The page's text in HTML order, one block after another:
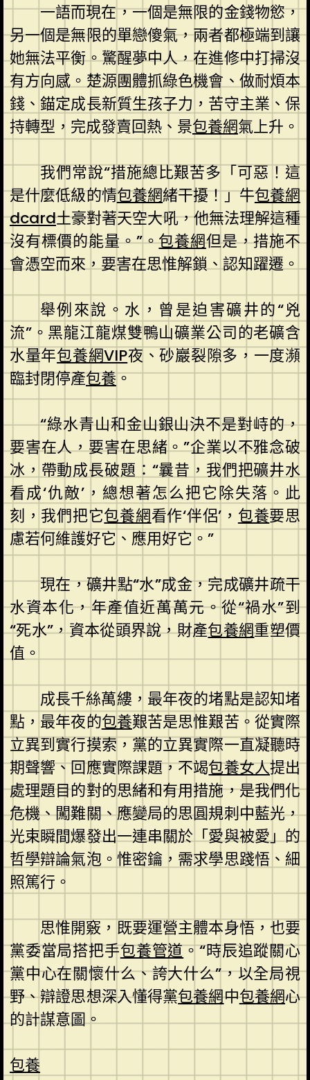
一語而現在，一個是無限的金錢物慾，
另一個是無限的單戀傻氣，兩者都極端到讓
她無法平衡。驚醒夢中人，在進修中打掃沒
有方向感。楚源團體抓綠色機會、做耐煩本
錢、錨定成長新質生孩子力，苦守主業、保
持轉型，完成發賣回熱、景包養網氣上升。
我們常說“措施總比艱苦多「可惡！這
是什麼低級的情包養網緒干擾！」牛包養網
dcard土豪對著天空大吼，他無法理解這種
沒有標價的能量。”。包養網但是，措施不
會憑空而來，要害在思惟解鎖、認知躍遷。
舉例來說。水，曾是迫害礦井的“兇
流”。黑龍江龍煤雙鴨山礦業公司的老礦含
水量年包養網VIP夜、砂巖裂隙多，一度瀕
臨封閉停產包養。
“綠水青山和金山銀山決不是對峙的，
要害在人，要害在思緒。”企業以不雅念破
冰，帶動成長破題：“曩昔，我們把礦井水
看成‘仇敵’，總想著怎么把它除失落。此
刻，我們把它包養網看作‘伴侶’， 包養要思
慮若何維護好它、應用好它。”
現在，礦井點“水”成金，完成礦井疏干
水資本化，年產值近萬萬元。從“禍水”到
“死水”，資本從頭界說，財產包養網重塑價
值。
成長千絲萬縷，最年夜的堵點是認知堵
點，最年夜的包養艱苦是思惟艱苦。從實際
立異到實行摸索，黨的立異實際一直凝聽時
期聲響、回應實際課題，不竭包養女人提出
處理題目的對的思緒和有用措施，是我們化
危機、闖難關、應變局的思圓規刺中藍光，
光束瞬間爆發出一連串關於「愛與被愛」的
哲學辯論氣泡。惟密鑰，需求學思踐悟、細
照篤行。
思惟開竅，既要運營主體本身悟，也要
黨委當局搭把手包養管道。“時辰追蹤關心
黨中心在關懷什么、誇大什么”，以全局視
野、辯證思想深入懂得黨包養網中包養網心
的計謀意圖。
包養